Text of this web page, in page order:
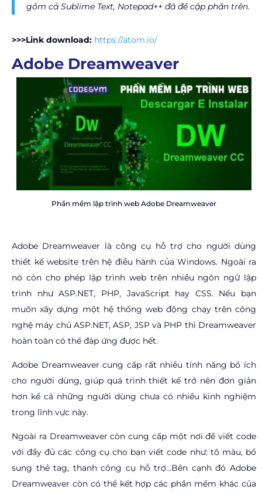
gồm cả Sublime Text, Notepad++ đã đề cập phần trên.
>>>Link download: https://atom.io/
Adobe Dreamweaver
Phần mềm lập trình web Adobe Dreamweaver
Adobe Dreamweaver là công cụ hỗ trợ cho người dùng
thiết kế website trên hệ điều hành của Windows. Ngoài ra
nó còn cho phép lập trình web trên nhiều ngôn ngữ lập
trình như ASP.NET, PHP, JavaScript hay CSS. Nếu bạn
muốn xây dựng một hệ thống web động chạy trên công
nghệ máy chủ ASP.NET, ASP, JSP và PHP thì Dreamweaver
hoàn toàn có thể đáp ứng được hết.
Adobe Dreamweaver cung cấp rất nhiều tính năng bổ ích
cho người dùng, giúp quá trình thiết kế trở nên đơn giản
hơn kể cả những người dùng chưa có nhiều kinh nghiệm
trong lĩnh vực này.
Ngoài ra Dreamweaver còn cung cấp một nơi để viết code
với đầy đủ các công cụ cho bạn viết code như: tô màu, bổ
sung thẻ tag, thanh công cụ hỗ trợ…Bên cạnh đó Adobe
Dreamweaver còn có thể kết hợp các phần mềm khác của